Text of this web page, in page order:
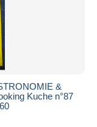
&
Kuche n°87